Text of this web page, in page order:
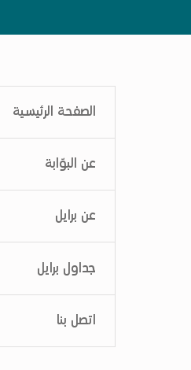
الصفحة الرئيسية
عن البوّابة
عن برايل
جداول برايل
اتصل بنا